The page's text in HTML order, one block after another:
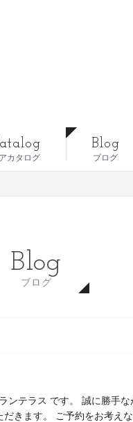
カタログ ブログ
Blog
Blog
ブログ
ンテラス です。 誠に勝手な
きます。 ご予約をお考え